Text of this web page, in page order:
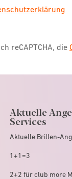
reCAPTCHA, die
Aktuelle
Services
Aktuelle Brillen-
1+1=3
2+2 für club more